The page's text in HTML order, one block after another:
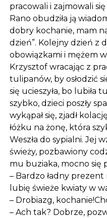
pracowali i zajmowali
Rano obudziła ją
dobry kochanie, mam
dzień”. Kolejny dzień z
obowiązkami i mężem
Krzysztof wracając z
tulipanów, by osłodzić
się ucieszyła, bo lubiła
szybko, dzieci poszły
wykąpał się, zjadł
łóżku na żonę, która
Weszła do sypialni. Jej
świeży, pozbawiony
mu buziaka, mocno się
– Bardzo ładny prezent
lubię świeże kwiaty w
– Drobiazg,
– Ach tak? Dobrze,